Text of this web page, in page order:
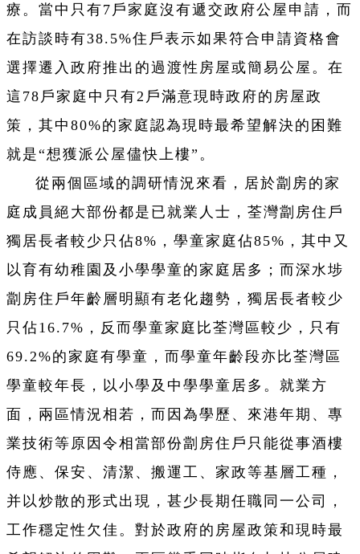
療。當中只有7戶家庭沒有遞交政府公屋申請，而
在訪談時有38.5%住戶表示如果符合申請資格會
選擇遷入政府推出的過渡性房屋或簡易公屋。在
這78戶家庭中只有2戶滿意現時政府的房屋政
策，其中80%的家庭認為現時最希望解決的困難
就是“想獲派公屋儘快上樓”。
從兩個區域的調研情況來看，居於劏房的家
庭成員絕大部份都是已就業人士，荃灣劏房住戶
獨居長者較少只 佔8%，學童家庭佔85%，其中又
以育有幼稚園及小學學童的家庭居多；而深水埗
劏房住戶年齡層明顯有老化趨勢，獨居長者較少
只 佔16.7%，反而學童家庭比荃灣區較少，只有
69.2%的家庭有學童，而學童年齡段亦比荃灣區
學童較年長，以小學及中學學童居多。就業方
面，兩區情況相若，而因為學歷、來港年期、專
業技術等原因令相當部份劏房住戶只能從事酒樓
侍應、保安、清潔、搬運工、家政等基層工種，
并以炒散的形式出現，甚少長期任職同一公司，
工作穩定性欠佳。對於政府的房屋政策和現時最